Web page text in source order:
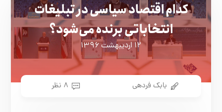
کدام اقتصاد سیاسی در تبلیغات
انتخاباتی برنده می‌شود؟
۱۲ اردیبهشت ۱۳۹۶
بابک فردهی ۸ نظر